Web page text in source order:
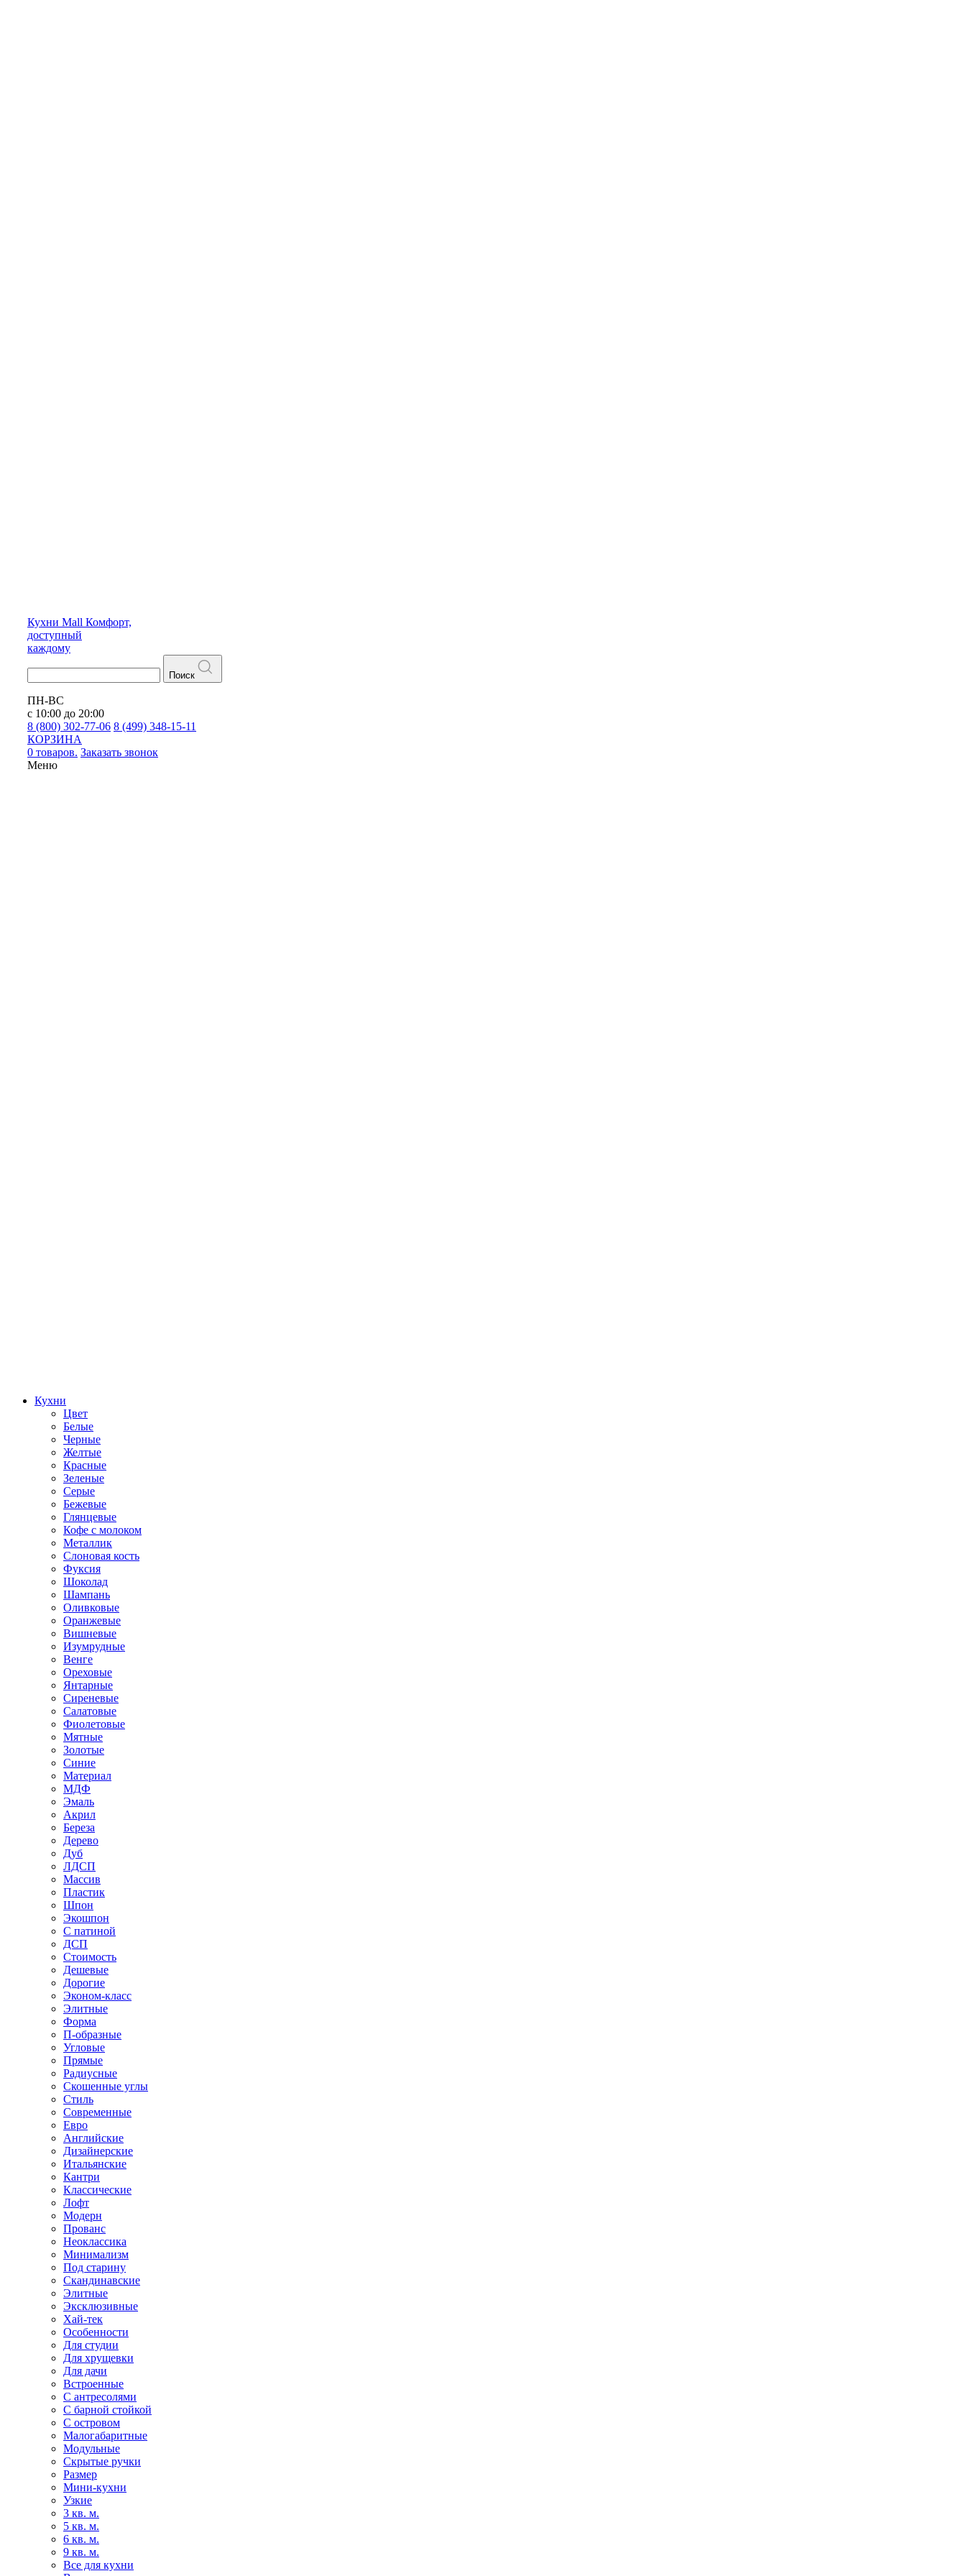
Кухни Mall Комфорт,
доступный
каждому
Поиск
ПН-ВС
с 10:00 до 20:00
8 (800) 302-77-06 8 (499) 348-15-11
КОРЗИНА
0 товаров. Заказать звонок
Меню
Кухни
Цвет
Белые
Черные
Желтые
Красные
Зеленые
Серые
Бежевые
Глянцевые
Кофе с молоком
Металлик
Слоновая кость
Фуксия
Шоколад
Шампань
Оливковые
Оранжевые
Вишневые
Изумрудные
Венге
Ореховые
Янтарные
Сиреневые
Салатовые
Фиолетовые
Мятные
Золотые
Синие
Материал
МДФ
Эмаль
Акрил
Береза
Дерево
Дуб
ЛДСП
Массив
Пластик
Шпон
Экошпон
С патиной
ДСП
Стоимость
Дешевые
Дорогие
Эконом-класс
Элитные
Форма
П-образные
Угловые
Прямые
Радиусные
Скошенные углы
Стиль
Современные
Евро
Английские
Дизайнерские
Итальянские
Кантри
Классические
Лофт
Модерн
Прованс
Неоклассика
Минимализм
Под старину
Скандинавские
Элитные
Эксклюзивные
Хай-тек
Особенности
Для студии
Для хрущевки
Для дачи
Встроенные
С антресолями
С барной стойкой
С островом
Малогабаритные
Модульные
Скрытые ручки
Размер
Мини-кухни
Узкие
3 кв. м.
5 кв. м.
6 кв. м.
9 кв. м.
Все для кухни